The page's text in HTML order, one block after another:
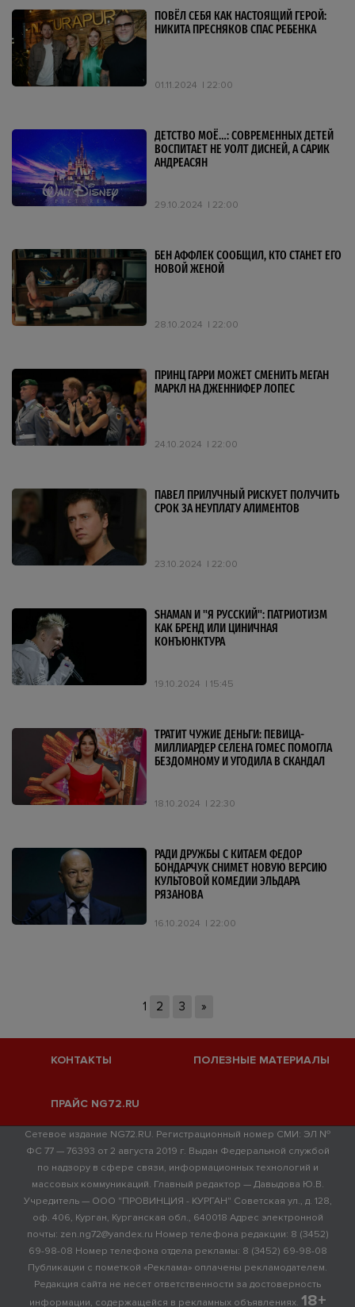
ПОВЁЛ СЕБЯ КАК НАСТОЯЩИЙ ГЕРОЙ:
НИКИТА ПРЕСНЯКОВ СПАС РЕБЕНКА
01.11.2024 22:00
ДЕТСТВО МОЁ…: СОВРЕМЕННЫХ ДЕТЕЙ
ВОСПИТАЕТ НЕ УОЛТ ДИСНЕЙ, А САРИК
АНДРЕАСЯН
29.10.2024 22:00
БЕН АФФЛЕК СООБЩИЛ, КТО СТАНЕТ ЕГО
НОВОЙ ЖЕНОЙ
28.10.2024 22:00
ПРИНЦ ГАРРИ МОЖЕТ СМЕНИТЬ МЕГАН
МАРКЛ НА ДЖЕННИФЕР ЛОПЕС
24.10.2024 22:00
ПАВЕЛ ПРИЛУЧНЫЙ РИСКУЕТ ПОЛУЧИТЬ
СРОК ЗА НЕУПЛАТУ АЛИМЕНТОВ
23.10.2024 22:00
SHAMAN И "Я РУССКИЙ": ПАТРИОТИЗМ
КАК БРЕНД ИЛИ ЦИНИЧНАЯ
КОНЪЮНКТУРА
19.10.2024 15:45
ТРАТИТ ЧУЖИЕ ДЕНЬГИ: ПЕВИЦА-
МИЛЛИАРДЕР СЕЛЕНА ГОМЕС ПОМОГЛА
БЕЗДОМНОМУ И УГОДИЛА В СКАНДАЛ
18.10.2024 22:30
РАДИ ДРУЖБЫ С КИТАЕМ ФЕДОР
БОНДАРЧУК СНИМЕТ НОВУЮ ВЕРСИЮ
КУЛЬТОВОЙ КОМЕДИИ ЭЛЬДАРА
РЯЗАНОВА
16.10.2024 22:00
1 2 3 »
КОНТАКТЫ ПОЛЕЗНЫЕ МАТЕРИАЛЫ
ПРАЙС NG72.RU
Сетевое издание NG72.RU. Регистрационный номер СМИ: ЭЛ №
ФС 77 — 76393 от 2 августа 2019 г. Выдан Федеральной службой
по надзору в сфере связи, информационных технологий и
массовых коммуникаций. Главный редактор — Давыдова Ю.В.
Учредитель — ООО "ПРОВИНЦИЯ - КУРГАН" Советская ул., д. 128,
оф. 406, Курган, Курганская обл., 640018 Адрес электронной
почты: zen.ng72@yandex.ru Номер телефона редакции: 8 (3452)
69-98-08 Номер телефона отдела рекламы: 8 (3452) 69-98-08
Публикации с пометкой «Реклама» оплачены рекламодателем.
Редакция сайта не несет ответственности за достоверность
информации, содержащейся в рекламных объявлениях. 18+